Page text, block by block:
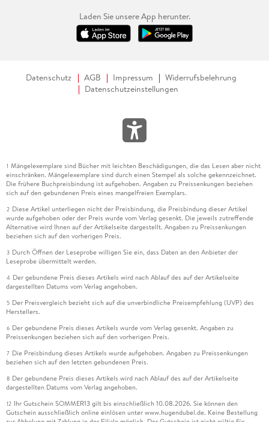
Laden Sie unsere App herunter.
Datenschutz AGB Impressum
Widerrufsbelehrung
Datenschutzeinstellungen
1 Mängelexemplare sind Bücher mit leichten Beschädigungen, die das Lesen aber nicht
einschränken. Mängelexemplare sind durch einen Stempel als solche gekennzeichnet.
Die frühere Buchpreisbindung ist aufgehoben. Angaben zu Preissenkungen beziehen
sich auf den gebundenen Preis eines mangelfreien Exemplars.
2 Diese Artikel unterliegen nicht der Preisbindung, die Preisbindung dieser Artikel
wurde aufgehoben oder der Preis wurde vom Verlag gesenkt. Die jeweils zutreffende
Alternative wird Ihnen auf der Artikelseite dargestellt. Angaben zu Preissenkungen
beziehen sich auf den vorherigen Preis.
3 Durch Öffnen der Leseprobe willigen Sie ein, dass Daten an den Anbieter der
Leseprobe übermittelt werden.
4 Der gebundene Preis dieses Artikels wird nach Ablauf des auf der Artikelseite
dargestellten Datums vom Verlag angehoben.
5 Der Preisvergleich bezieht sich auf die unverbindliche Preisempfehlung (UVP) des
Herstellers.
6 Der gebundene Preis dieses Artikels wurde vom Verlag gesenkt. Angaben zu
Preissenkungen beziehen sich auf den vorherigen Preis.
7 Die Preisbindung dieses Artikels wurde aufgehoben. Angaben zu Preissenkungen
beziehen sich auf den letzten gebundenen Preis.
8 Der gebundene Preis dieses Artikels wird nach Ablauf des auf der Artikelseite
dargestellten Datums vom Verlag angehoben.
12 Ihr Gutschein SOMMER13 gilt bis einschließlich 10.08.2026. Sie können den
Gutschein ausschließlich online einlösen unter www.hugendubel.de. Keine Bestellung